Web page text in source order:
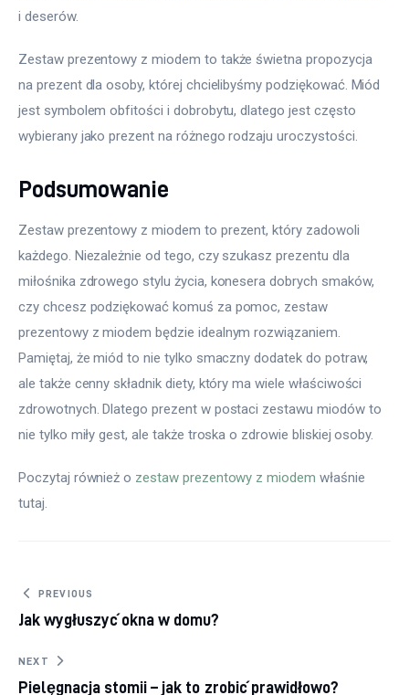
i deserów.
Zestaw prezentowy z miodem to także świetna propozycja
na prezent dla osoby, której chcielibyśmy podziękować. Miód
jest symbolem obfitości i dobrobytu, dlatego jest często
wybierany jako prezent na różnego rodzaju uroczystości.
Podsumowanie
Zestaw prezentowy z miodem to prezent, który zadowoli
każdego. Niezależnie od tego, czy szukasz prezentu dla
miłośnika zdrowego stylu życia, konesera dobrych smaków,
czy chcesz podziękować komuś za pomoc, zestaw
prezentowy z miodem będzie idealnym rozwiązaniem.
Pamiętaj, że miód to nie tylko smaczny dodatek do potraw,
ale także cenny składnik diety, który ma wiele właściwości
zdrowotnych. Dlatego prezent w postaci zestawu miodów to
nie tylko miły gest, ale także troska o zdrowie bliskiej osoby.
Poczytaj również o zestaw prezentowy z miodem właśnie
tutaj.
Nawigacja wpisu
PREVIOUS
Jak wygłuszyć okna w domu?
NEXT
Pielęgnacja stomii – jak to zrobić prawidłowo?